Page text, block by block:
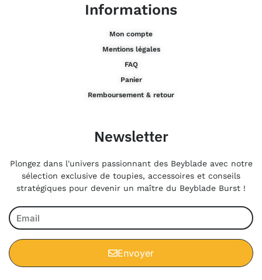
Informations
Mon compte
Mentions légales
FAQ
Panier
Remboursement & retour
Newsletter
Plongez dans l'univers passionnant des Beyblade avec notre
sélection exclusive de toupies, accessoires et conseils
stratégiques pour devenir un maître du Beyblade Burst !
Envoyer